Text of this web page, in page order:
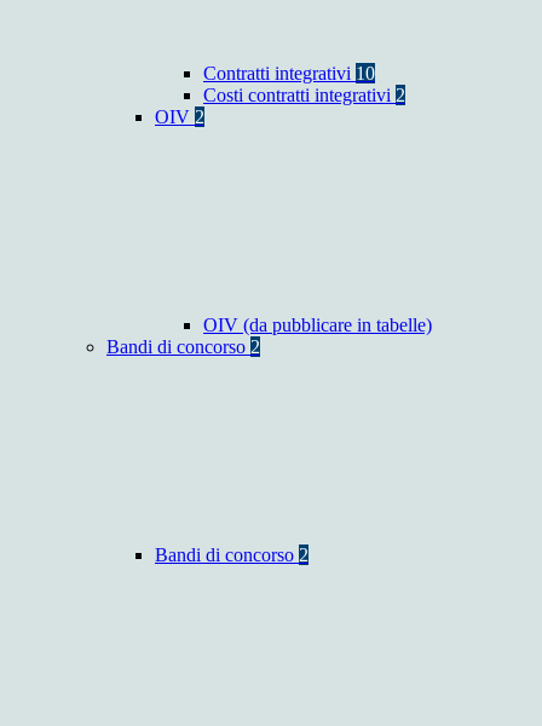
Contratti integrativi 10
Costi contratti integrativi 2
OIV 2
OIV (da pubblicare in tabelle)
Bandi di concorso 2
Bandi di concorso 2